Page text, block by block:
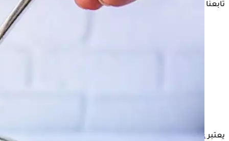
تابعنا على
يعتبرعصير الرمان بالقرفة